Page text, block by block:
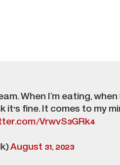
When I’m eating, when
it's fine. It comes to my
VrwvS3GRk4
August 31, 2023